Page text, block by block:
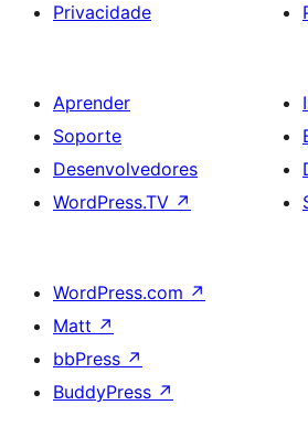
Privacidade
Aprender
Soporte
Desenvolvedores
WordPress.TV ↗
WordPress.com ↗
Matt ↗
bbPress ↗
BuddyPress ↗